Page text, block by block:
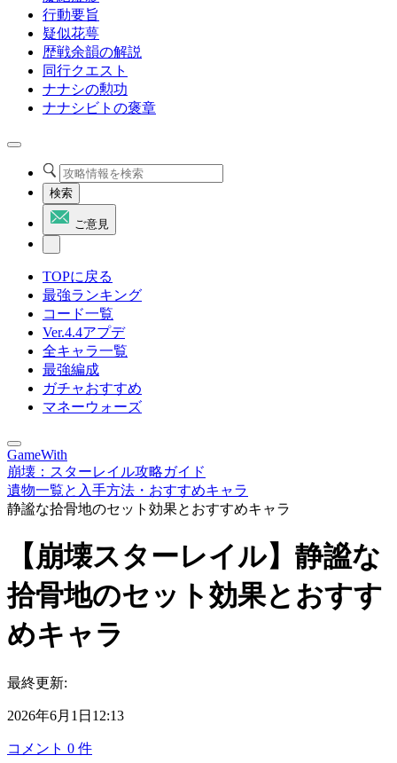
行動要旨
疑似花萼
歴戦余韻の解説
同行クエスト
ナナシの勲功
ナナシビトの褒章
検索
ご意見
TOPに戻る
最強ランキング
コード一覧
Ver.4.4アプデ
全キャラ一覧
最強編成
ガチャおすすめ
マネーウォーズ
GameWith
崩壊：スターレイル攻略ガイド
遺物一覧と入手方法・おすすめキャラ
静謐な拾骨地のセット効果とおすすめキャラ
【崩壊スターレイル】静謐な
拾骨地のセット効果とおすす
めキャラ
最終更新:
2026年6月1日12:13
コメント 0 件